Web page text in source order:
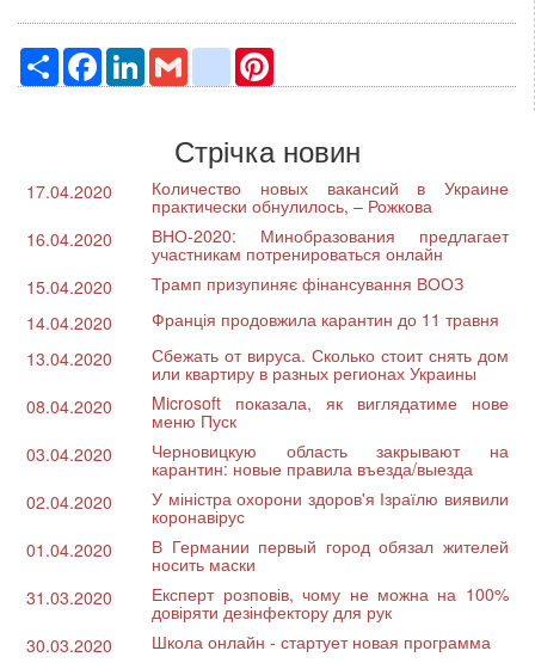
РесурсFacebook
LinkedInGmail google_bookmarks
Стрічка новин
17.04.2020 Количество новых вакансий в Украине
практически обнулилось, – Рожкова
16.04.2020
ВНО-2020: Минобразования предлагает
участникам потренироваться онлайн
15.04.2020
Трамп призупиняє фінансування ВООЗ
14.04.2020
Франція продовжила карантин до 11 травня
13.04.2020
Сбежать от вируса. Сколько стоит снять дом
или квартиру в разных регионах Украины
08.04.2020
Microsoft показала, як виглядатиме нове
меню Пуск
03.04.2020
Черновицкую область закрывают на
карантин: новые правила въезда/выезда
02.04.2020
У міністра охорони здоров'я Ізраїлю виявили
коронавірус
01.04.2020
В Германии первый город обязал жителей
носить маски
31.03.2020
Експерт розповів, чому не можна на 100%
довіряти дезінфектору для рук
30.03.2020
Школа онлайн - стартует новая программа